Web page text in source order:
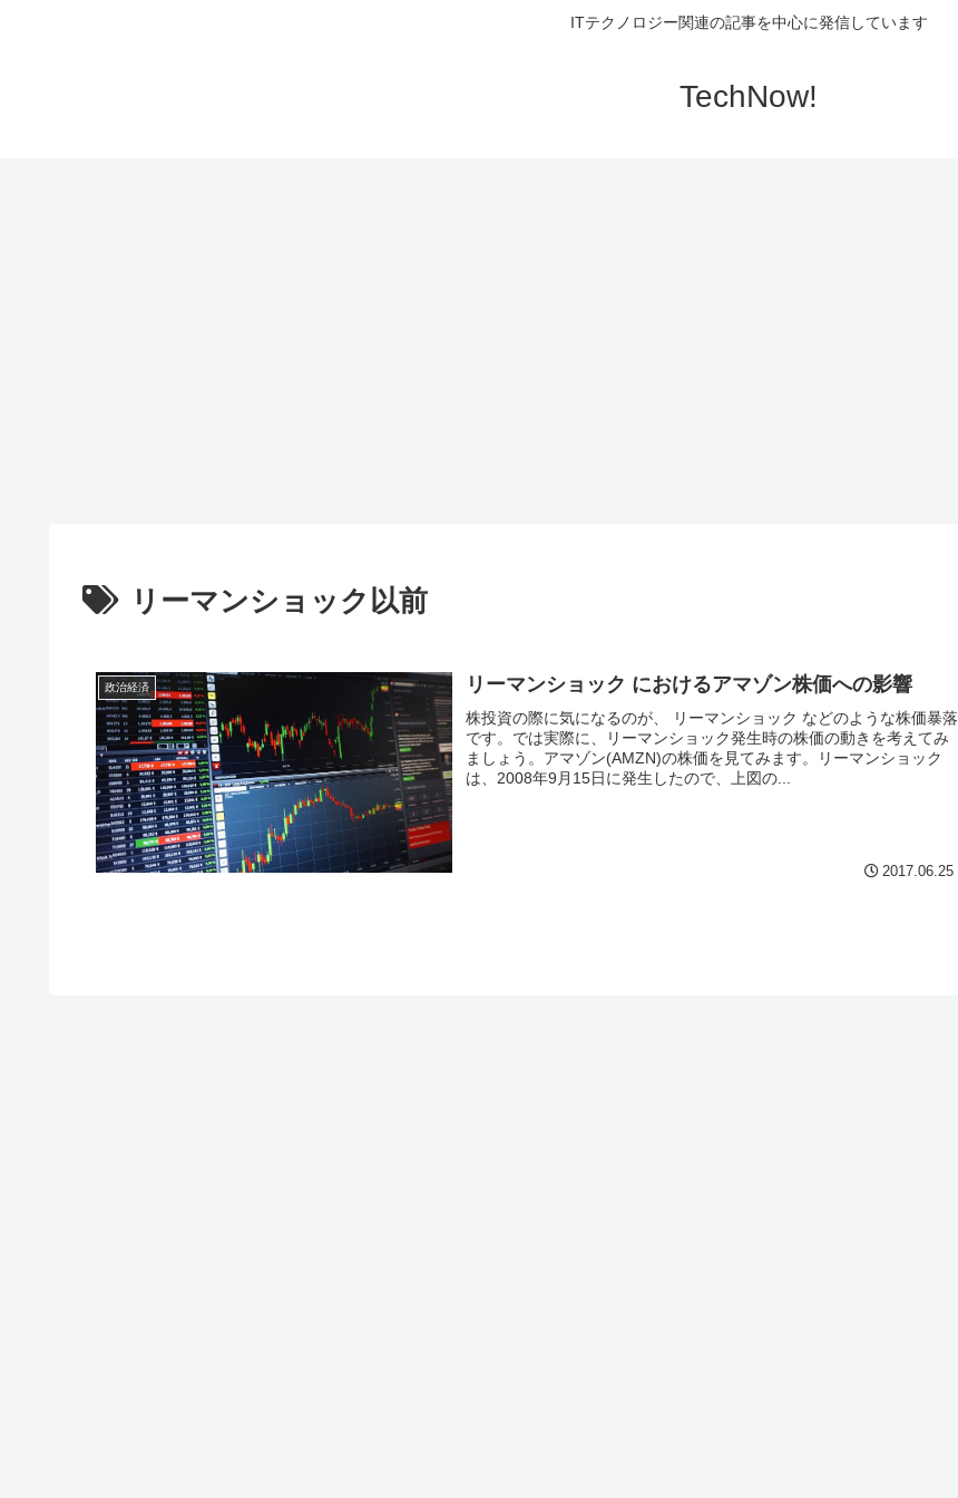
ITテクノロジー関連の記事を中心に発信しています
TechNow!
リーマンショック以前
政治経済 リーマンショック におけるアマゾン株価への影響
株投資の際に気になるのが、 リーマンショック などのような株価暴落
です。では実際に、リーマンショック発生時の株価の動きを考えてみ
ましょう。アマゾン(AMZN)の株価を見てみます。リーマンショック
は、2008年9月15日に発生したので、上図の...
2017.06.25